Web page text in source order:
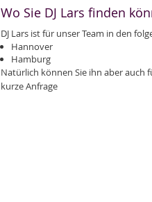
Wo Sie DJ Lars finden
DJ Lars ist für unser Team in den
Hannover
Hamburg
Natürlich können Sie ihn aber auch
kurze Anfrage